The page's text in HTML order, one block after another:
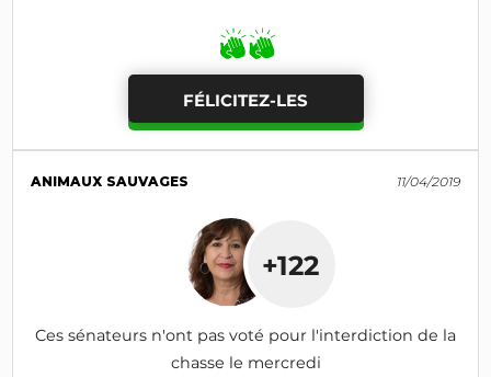
FÉLICITEZ-LES
ANIMAUX SAUVAGES 11/04/2019
+122
Ces sénateurs n'ont pas voté pour l'interdiction de la
chasse le mercredi